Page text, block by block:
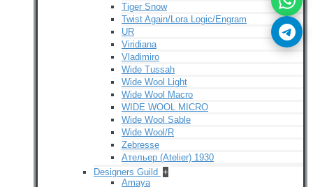
Tiger Snow
Twist Again/Lora Logic/Engram
UR
Viridiana
Vladimiro
Wide Tussah
Wide Wool Light
Wide Wool Macro
WIDE WOOL MICRO
Wide Wool Sable
Wide Wool/R
Zebresse
Ательер (Atelier) 1930
Designers Guild +
Amaya